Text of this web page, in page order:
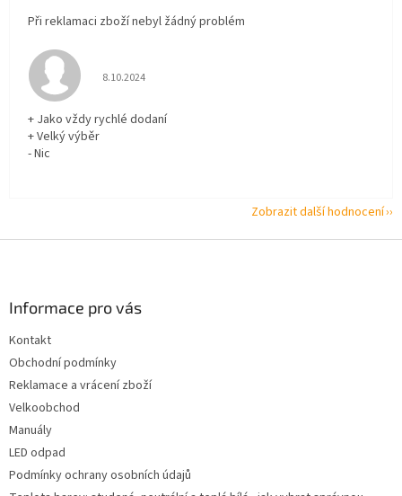
Při reklamaci zboží nebyl žádný problém
Hodnocení obchodu je 5 z 5 hvězdiček.
8.10.2024
+ Jako vždy rychlé dodaní
+ Velký výběr
- Nic
Zobrazit další hodnocení
Informace pro vás
Kontakt
Obchodní podmínky
Reklamace a vrácení zboží
Velkoobchod
Manuály
LED odpad
Podmínky ochrany osobních údajů